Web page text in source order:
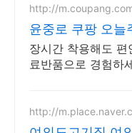
http://
윤중로 쿠팡 오늘
장시간 착용해도
료반품으로 경험하
http://